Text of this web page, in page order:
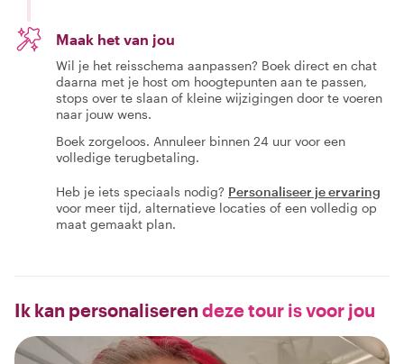
Maak het van jou
Wil je het reisschema aanpassen? Boek direct en chat
daarna met je host om hoogtepunten aan te passen,
stops over te slaan of kleine wijzigingen door te voeren
naar jouw wens.
Boek zorgeloos. Annuleer binnen 24 uur voor een
volledige terugbetaling.
Heb je iets speciaals nodig? Personaliseer je ervaring
voor meer tijd, alternatieve locaties of een volledig op
maat gemaakt plan.
Ik kan personaliseren deze tour is voor jou